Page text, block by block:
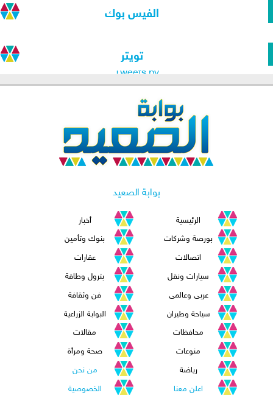
الفيس بوك
تويتر
Tweets by
بوابة الصعيد
الرئيسية
أخبار
بورصة وشركات
بنوك وتأمين
اتصالات
عقارات
سيارات ونقل
بترول وطاقة
عربى وعالمى
فن وثقافة
سياحة وطيران
البوابة الزراعية
محافظات
مقالات
منوعات
صحة ومرأة
رياضة
من نحن
اعلن معنا
الخصوصية